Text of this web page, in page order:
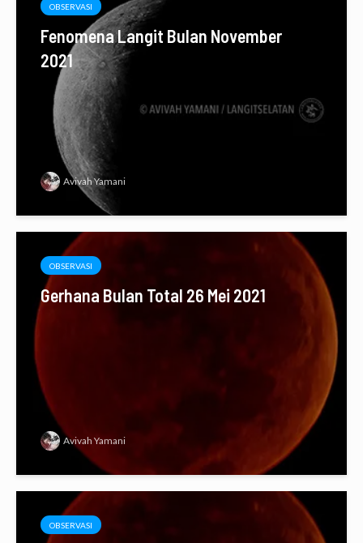
OBSERVASI
Fenomena Langit Bulan November
2021
Avivah Yamani
OBSERVASI
Gerhana Bulan Total 26 Mei 2021
Avivah Yamani
OBSERVASI